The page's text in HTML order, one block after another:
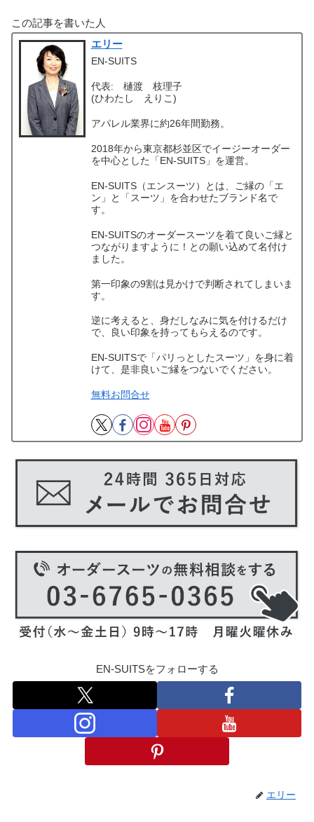
この記事を書いた人
エリー
EN-SUITS
代表: 樋渡 枝理子
(ひわたし えりこ)
アパレル業界に約26年間勤務。
2018年から東京都杉並区でイージーオーダー
を中心とした「EN-SUITS」を運営。
EN-SUITS（エンスーツ）とは、ご縁の「エ
ン」と「スーツ」を合わせたブランド名で
す。
EN-SUITSのオーダースーツを着て良いご縁と
つながりますように！との願い込めて名付け
ました。
第一印象の9割は見かけで判断されてしまいま
す。
逆に考えると、身だしなみに気を付けるだけ
で、良い印象を持ってもらえるのです。
EN-SUITSで「パリっとしたスーツ」を身に着
けて、是非良いご縁をつないでください。
無料お問合せ
EN-SUITSをフォローする
エリー